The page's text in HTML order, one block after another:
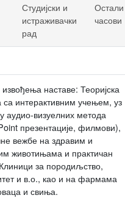
Студијски и
истраживачки
рад
Остали
часови
наставе: Теоријска
са интерактивним учењем, уз
аудио-визуелних метода
презентације, филмови),
вежбе на здравим и
животињама и практичан
за породиљство,
и в.о., као и на фармама
и свиња.